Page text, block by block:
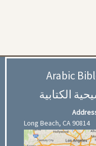
Arabic
الكتابية
Long Beach, CA 90814